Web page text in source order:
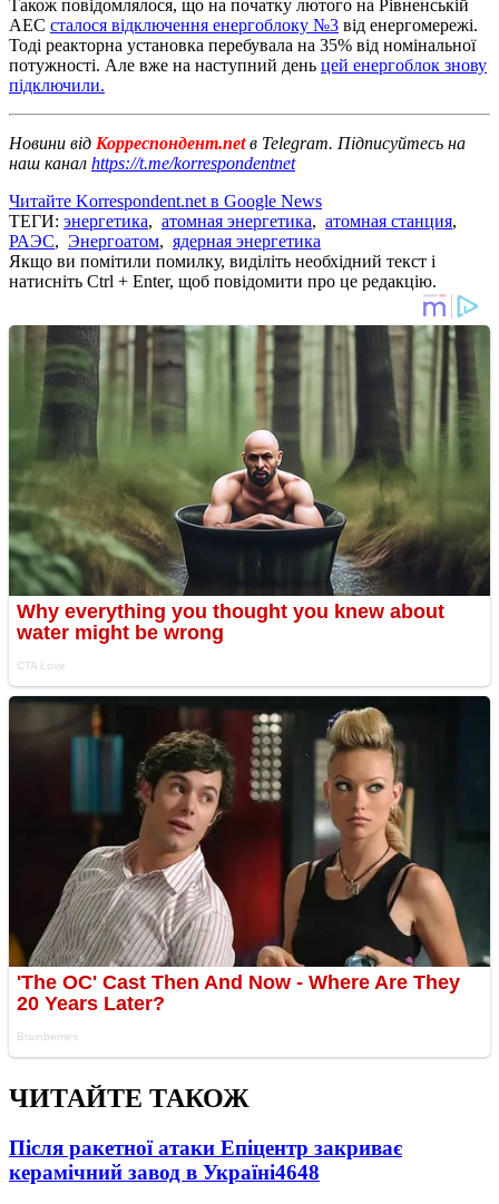
Також повідомлялося, що на початку лютого на Рівненській
АЕС сталося відключення енергоблоку №3 від енергомережі.
Тоді реакторна установка перебувала на 35% від номінальної
потужності. Але вже на наступний день цей енергоблок знову
підключили.
Новини від Корреспондент.netв Telegram. Підписуйтесь на
наш канал https://t.me/korrespondentnet
Читайте Korrespondent.net в Google News
ТЕГИ: энергетика, атомная энергетика, атомная станция,
РАЭС, Энергоатом, ядерная энергетика
Якщо ви помітили помилку, виділіть необхідний текст і
натисніть Ctrl + Enter, щоб повідомити про це редакцію.
ЧИТАЙТЕ ТАКОЖ
Після ракетної атаки Епіцентр закриває
керамічний завод в Україні4648